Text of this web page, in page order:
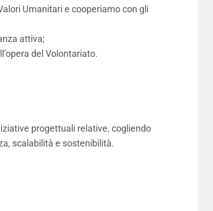
Umanitari e cooperiamo con gli
attiva;
del Volontariato.
progettuali relative, cogliendo
scalabilità e sostenibilità.